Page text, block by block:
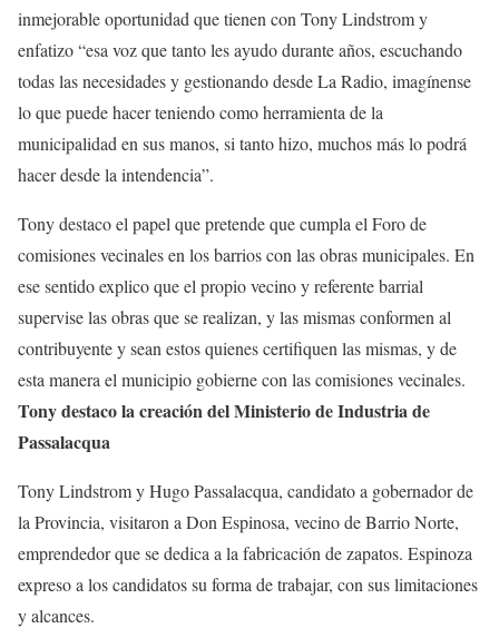
inmejorable oportunidad que tienen con Tony Lindstrom y
enfatizo “esa voz que tanto les ayudo durante años, escuchando
todas las necesidades y gestionando desde La Radio, imagínense
lo que puede hacer teniendo como herramienta de la
municipalidad en sus manos, si tanto hizo, muchos más lo podrá
hacer desde la intendencia”.
Tony destaco el papel que pretende que cumpla el Foro de
comisiones vecinales en los barrios con las obras municipales. En
ese sentido explico que el propio vecino y referente barrial
supervise las obras que se realizan, y las mismas conformen al
contribuyente y sean estos quienes certifiquen las mismas, y de
esta manera el municipio gobierne con las comisiones vecinales.
Tony destaco la creación del Ministerio de Industria de
Passalacqua
Tony Lindstrom y Hugo Passalacqua, candidato a gobernador de
la Provincia, visitaron a Don Espinosa, vecino de Barrio Norte,
emprendedor que se dedica a la fabricación de zapatos. Espinoza
expreso a los candidatos su forma de trabajar, con sus limitaciones
y alcances.